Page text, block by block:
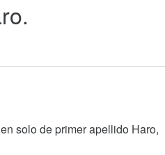
solo de primer apellido Haro,